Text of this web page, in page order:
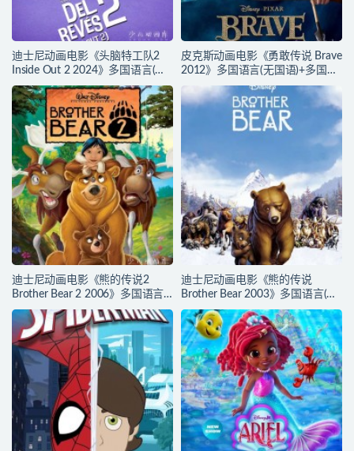
迪士尼动画电影《头脑特工队2
Inside Out 2 2024》多国语言(含
国语)+多国字幕(含中文) 官方纯净
收藏版 720P/MKV/4.75G 动画片
头脑特工队下载
皮克斯动画电影《勇敢传说 Brave
2012》多国语言(无国语)+多国字
幕(含中文) 官方纯净收藏版
720P/MKV/2.43G 动画片勇敢传
迪士尼动画电影《熊的传说2
Brother Bear 2 2006》多国语言
(含国语)+多国字幕(含中文) 官收
方纯净藏版 720P/MKV/3.28G 动
画片熊的传说下载
迪士尼动画电影《熊的传说
Brother Bear 2003》多国语言(含
国语)+多国字幕(含中文) 官方纯净
收藏版 720P/MKV/3.28G 动画片
熊的传说下载